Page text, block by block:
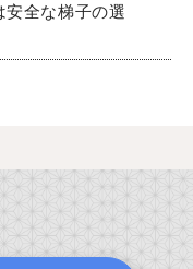
全な梯子の選